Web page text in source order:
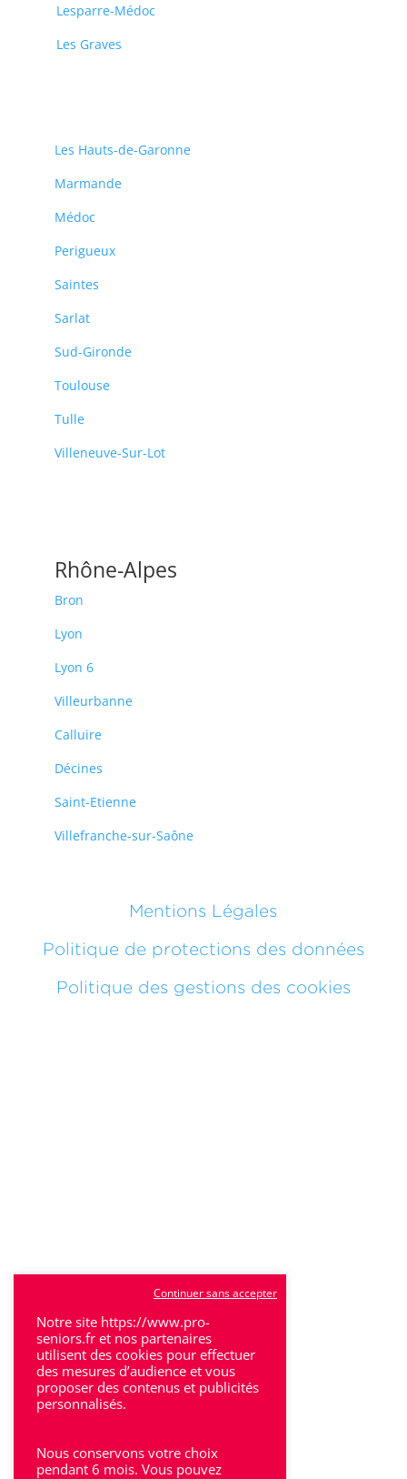
Lesparre-Médoc
Les Graves
Les Hauts-de-Garonne
Marmande
Médoc
Perigueux
Saintes
Sarlat
Sud-Gironde
Toulouse
Tulle
Villeneuve-Sur-Lot
Rhône-Alpes
Bron
Lyon
Lyon 6
Villeurbanne
Calluire
Décines
Saint-Etienne
Villefranche-sur-Saône
Mentions Légales
Politique de protections des données
Politique des gestions des cookies
Notre site https://www.pro-
seniors.fr et nos partenaires
utilisent des cookies pour effectuer
des mesures d’audience et vous
proposer des contenus et publicités
personnalisés.
Nous conservons votre choix
pendant 6 mois. Vous pouvez
Continuer sans accepter